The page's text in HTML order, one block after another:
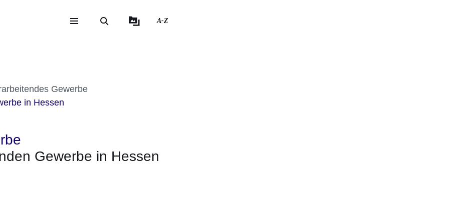
A-Z
Gewerbe
in Hessen
Gewerbe in Hessen